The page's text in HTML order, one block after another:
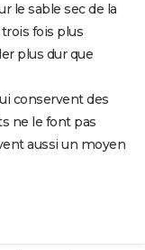
le sable sec de la
fois plus
plus dur que
conservent des
ne le font pas
aussi un moyen